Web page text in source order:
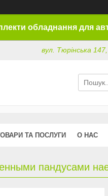
обладнання для
вул. Тюрінська
ТА ПОСЛУГИ О НАС
пандусами